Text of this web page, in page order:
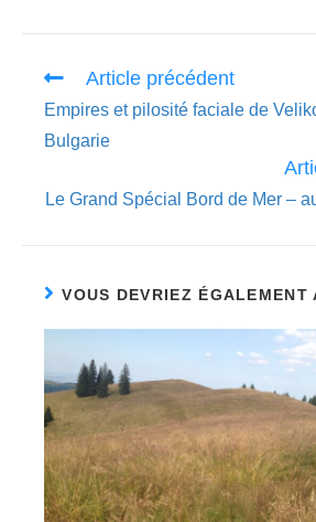
Read
articles
Article précédent
Empires et pilosité faciale de
Bulgarie
Le Grand Spécial Bord de Mer –
VOUS DEVRIEZ ÉGALEMENT